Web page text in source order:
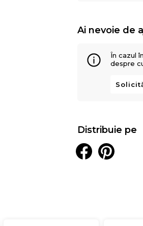
Ai nevoie de
În cazul
despre
Distribuie pe